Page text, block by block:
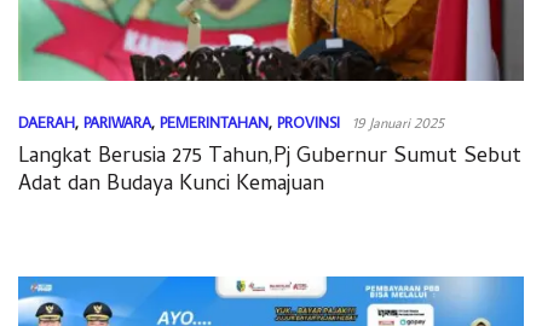
DAERAH, PARIWARA, PEMERINTAHAN, PROVINSI 19 Januari 2025
Langkat Berusia 275 Tahun,Pj Gubernur Sumut Sebut
Adat dan Budaya Kunci Kemajuan